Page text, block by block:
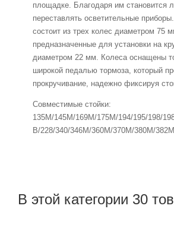
площадке. Благодаря им становится
переставлять осветительные
состоит из трех колес диаметром 75
предназначенные для установки на
диаметром 22 мм. Колеса оснащены
широкой педалью тормоза, который
прокручивание, надежно фиксируя
Совместимые стойки:
135M/145M/169M/175M/194/195/198/
B/228/340/346M/360M/370M/380M/
В этой категории 30